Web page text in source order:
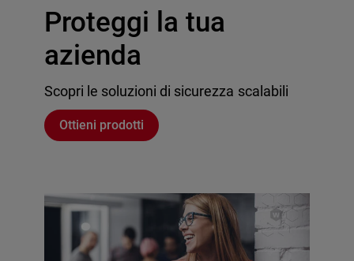
Proteggi la tua
azienda
Scopri le soluzioni di sicurezza scalabili
Ottieni prodotti